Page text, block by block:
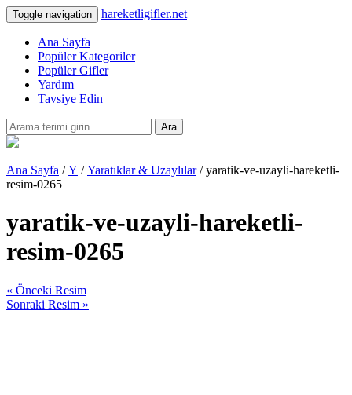
Toggle navigation hareketligifler.net
Ana Sayfa
Popüler Kategoriler
Popüler Gifler
Yardım
Tavsiye Edin
Ara
Ana Sayfa /Y /Yaratıklar & Uzaylılar/ yaratik-ve-uzayli-hareketli-
resim-0265
yaratik-ve-uzayli-hareketli-
resim-0265
« Önceki Resim
Sonraki Resim »